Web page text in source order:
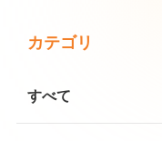
カテゴリ
すべて